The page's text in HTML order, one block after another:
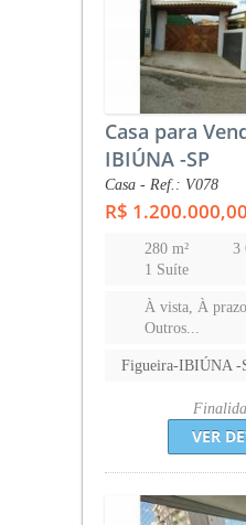
Casa para
IBIÚNA -SP
Casa - Ref.: V078
R$ 1.200.000,00
280 m²
3
1 Suíte
À vista, À
Outros...
Figueira-IBIÚNA -
VER